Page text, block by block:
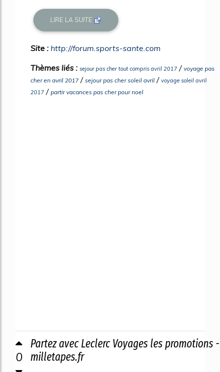
LIRE LA SUITE
Site : http://forum.sports-sante.com
Thèmes liés : sejour pas cher tout compris avril 2017 / voyage pas
cher en avril 2017 / sejour pas cher soleil avril / voyage soleil avril
2017 / partir vacances pas cher pour noel
0
Partez avec Leclerc Voyages les promotions -
milletapes.fr